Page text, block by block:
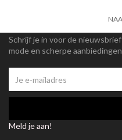
Schrijf je in voor de
mode en scherpe
Meld je aan!